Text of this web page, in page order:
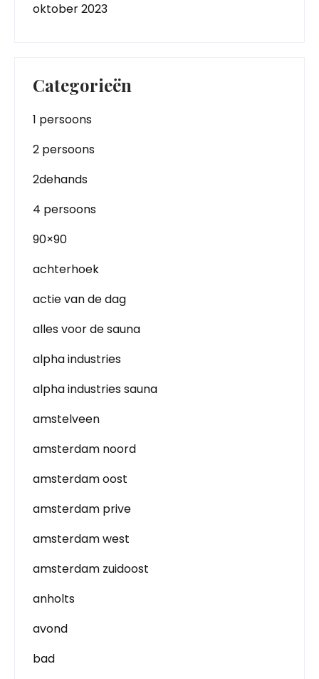
oktober 2023
Categorieën
1 persoons
2 persoons
2dehands
4 persoons
90×90
achterhoek
actie van de dag
alles voor de sauna
alpha industries
alpha industries sauna
amstelveen
amsterdam noord
amsterdam oost
amsterdam prive
amsterdam west
amsterdam zuidoost
anholts
avond
bad